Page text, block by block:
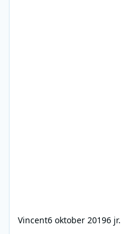
Vincent6 oktober 20196 jr.